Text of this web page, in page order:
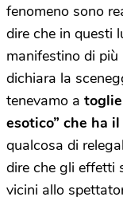
fenomeno sono
dire che in questi
manifestino di più
dichiara la
tenevamo a
esotico” che ha
qualcosa di
dire che gli effetti
vicini allo